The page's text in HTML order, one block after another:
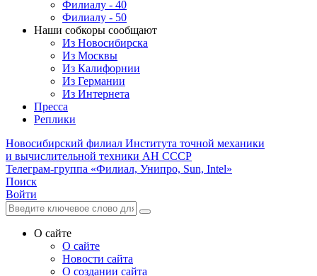
Филиалу - 40
Филиалу - 50
Наши собкоры сообщают
Из Новосибирска
Из Москвы
Из Калифорнии
Из Германии
Из Интернета
Пресса
Реплики
Новосибирский филиал Института точной механики
и вычислительной техники АН СССР
Телеграм-группа «Филиал, Унипро, Sun, Intel»
Поиск
Войти
О сайте
О сайте
Новости сайта
О создании сайта